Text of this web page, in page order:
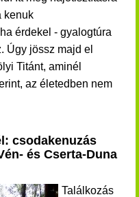
kenuk
érdekel - gyalogtúra
Úgy jössz majd el
Titánt, aminél
az életedben nem
csodakenuzás
és Cserta-Duna
Találkozás